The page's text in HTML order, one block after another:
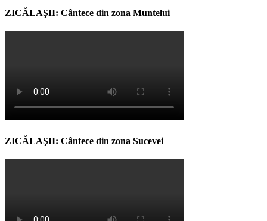
ZICĂLAŞII: Cântece din zona Muntelui
ZICĂLAŞII: Cântece din zona Sucevei